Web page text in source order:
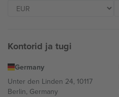
Kontorid ja tugi
Germany
Unter den Linden 24, 10117
Berlin, Germany